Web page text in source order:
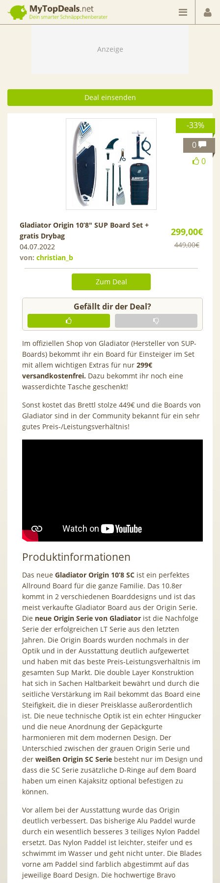
Dein smarter Schnäppchenberater
Deal einsenden
-33%
0
0
299,00€
449,00€
Gladiator Origin 10’8″ SUP Board Set +
gratis Drybag
04.07.2022
von: christian_b
Zum Deal
Gefällt dir der Deal?
Im offiziellen Shop von Gladiator (Hersteller von SUP-
Boards) bekommt ihr ein Board für Einsteiger im Set
mit allem wichtigen Extras für nur 299€
versandkostenfrei. Dazu bekommt ihr noch eine
wasserdichte Tasche geschenkt!
Sonst kostet das Brettl stolze 449€ und die Boards von
Gladiator sind in der Community bekannt für ein sehr
gutes Preis-/Leistungsverhältnis!
Produktinformationen
Das neue Gladiator Origin 10’8 SC ist ein perfektes
Allround Board für die ganze Familie. Das 10.8er
kommt in 2 verschiedenen Boarddesigns und ist das
meist verkaufte Gladiator Board aus der Origin Serie.
Die neue Origin Serie von Gladiator ist die Nachfolge
Serie der erfolgreichen LT Serie aus den letzten
Jahren. Die Origin Boards wurden nochmals in der
Optik und in der Ausstattung deutlich aufgewertet
und haben mit das beste Preis-Leistungsverhältnis im
gesamten Sup Markt. Die double Layer Konstruktion
hat sich in Sachen Haltbarkeit bewährt und durch die
seitliche Verstärkung im Rail bekommt das Board eine
Steifigkeit, die in dieser Preisklasse außerordentlich
ist. Die neue technische Optik ist ein echter Hingucker
und die neue Anordnung der Gepäckgurte
harmonieren mit dem modernen Design. Der
Unterschied zwischen der grauen Origin Serie und
der weißen Origin SC Serie besteht nur im Design und
dass die SC Serie zusätzliche D-Ringe auf dem Board
haben um einen Kajaksitz optional befestigen zu
können.
Vor allem bei der Ausstattung wurde das Origin
deutlich verbessert. Das bisherige Alu Paddel wurde
durch ein wesentlich besseres 3 teiliges Nylon Paddel
ersetzt. Das Nylon Paddel ist leichter, steifer und es
schwimmt im Wasser und geht nicht unter. Die Blades
vorne am Paddel sind farblich abgestimmt auf das
jeweilige Board Design. Die hochwertige Bravo